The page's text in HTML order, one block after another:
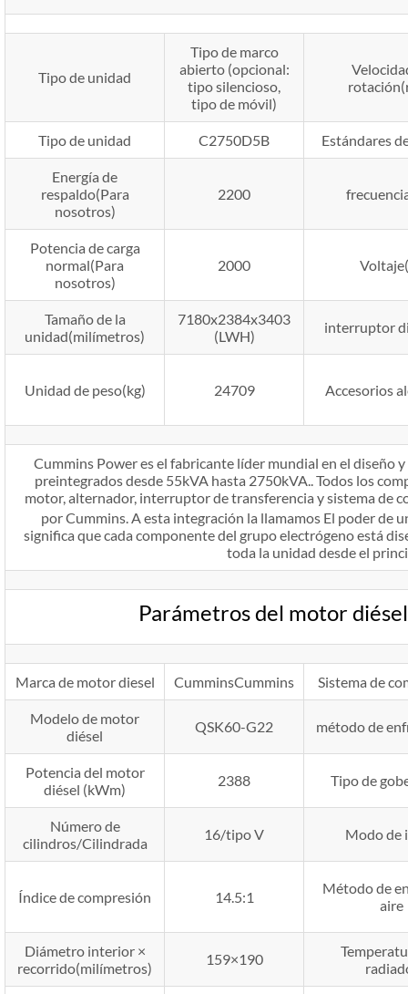
Tipo de unidad
Tipo de marco
abierto (opcional:
tipo silencioso,
tipo de móvil)
Tipo de unidad C2750D5B Estándares
Energía de
respaldo(Para
nosotros)
2200
Potencia de carga
normal(Para
nosotros)
2000
Tamaño de la
unidad(milímetros)
7180x2384x3403
(LWH)
interruptor
Unidad de peso(kg) 24709 Accesorios
Cummins Power es el fabricante líder mundial en el diseño
preintegrados desde 55kVA hasta 2750kVA.. Todos los
motor, alternador, interruptor de transferencia y sistema de
por Cummins. A esta integración la llamamos El poder de
significa que cada componente del grupo electrógeno está
toda la unidad desde el
Parámetros del motor
Marca de motor diesel CumminsCummins Sistema de
Modelo de motor
diésel
QSK60-G22 método de
Potencia del motor
diésel (kWm)
2388 Tipo de
Número de
cilindros/Cilindrada
16/tipo V Modo de
Índice de compresión 14.5:1
Método de
aire
Diámetro interior ×
recorrido(milímetros)
159×190